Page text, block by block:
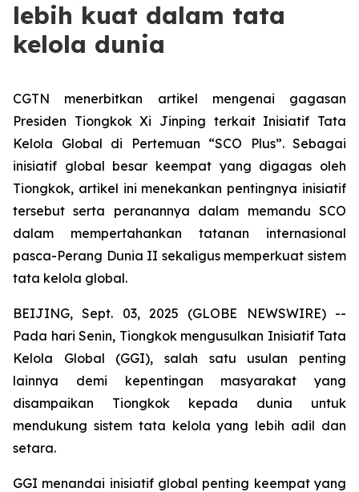
lebih kuat dalam tata
kelola dunia
CGTN menerbitkan artikel mengenai gagasan
Presiden Tiongkok Xi Jinping terkait Inisiatif Tata
Kelola Global di Pertemuan “SCO Plus”. Sebagai
inisiatif global besar keempat yang digagas oleh
Tiongkok, artikel ini menekankan pentingnya inisiatif
tersebut serta peranannya dalam memandu SCO
dalam mempertahankan tatanan internasional
pasca-Perang Dunia II sekaligus memperkuat sistem
tata kelola global.
BEIJING, Sept. 03, 2025 (GLOBE NEWSWIRE) --
Pada hari Senin, Tiongkok mengusulkan Inisiatif Tata
Kelola Global (GGI), salah satu usulan penting
lainnya demi kepentingan masyarakat yang
disampaikan Tiongkok kepada dunia untuk
mendukung sistem tata kelola yang lebih adil dan
setara.
GGI menandai inisiatif global penting keempat yang